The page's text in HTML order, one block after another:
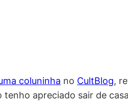
coluninha no CultBlog,
apreciado sair de